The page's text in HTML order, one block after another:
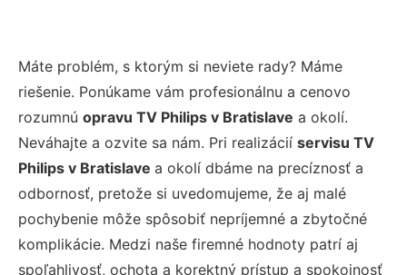
Máte problém, s ktorým si neviete rady? Máme
riešenie. Ponúkame vám profesionálnu a cenovo
rozumnú opravu TV Philips v Bratislave a okolí.
Neváhajte a ozvite sa nám. Pri realizácií servisu TV
Philips v Bratislave a okolí dbáme na precíznosť a
odbornosť, pretože si uvedomujeme, že aj malé
pochybenie môže spôsobiť nepríjemné a zbytočné
komplikácie. Medzi naše firemné hodnoty patrí aj
spoľahlivosť, ochota a korektný prístup a spokojnosť